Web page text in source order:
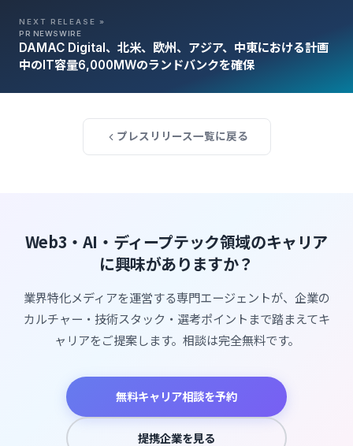
NEXT RELEASE »
PR NEWSWIRE
DAMAC Digital、北米、欧州、アジア、中東における計画
中のIT容量6,000MWのランドバンクを確保
プレスリリース一覧に戻る
Web3・AI・ディープテック領域のキャリア
に興味がありますか？
業界特化メディアを運営する専門エージェントが、企業の
カルチャー・技術スタック・選考ポイントまで踏まえてキ
ャリアをご提案します。相談は完全無料です。
無料キャリア相談を予約
提携企業を見る